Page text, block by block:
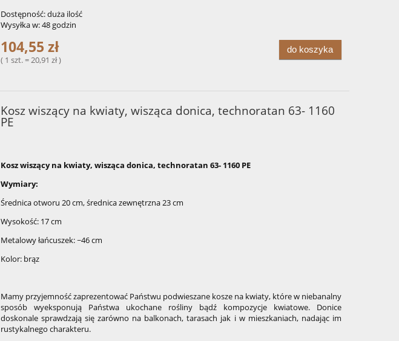
Dostępność:duża ilość
Wysyłka w:48 godzin
104,55 zł
( 1 szt. = 20,91 zł )
do koszyka
Kosz wiszący na kwiaty, wisząca donica, technoratan 63- 1160
PE
Kosz wiszący na kwiaty, wisząca donica, technoratan 63- 1160 PE
Wymiary:
Średnica otworu 20 cm, średnica zewnętrzna 23 cm
Wysokość: 17 cm
Metalowy łańcuszek: ~46 cm
Kolor: brąz
Mamy przyjemność zaprezentować Państwu podwieszane kosze na kwiaty, które w niebanalny
sposób wyeksponują Państwa ukochane rośliny bądź kompozycje kwiatowe. Donice
doskonale sprawdzają się zarówno na balkonach, tarasach jak i w mieszkaniach, nadając im
rustykalnego charakteru.